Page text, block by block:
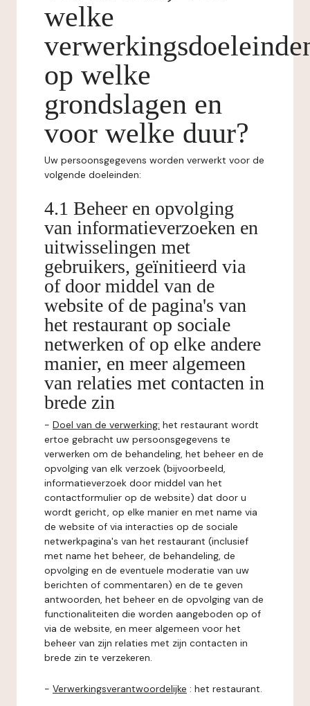
welke
op welke
grondslagen en
voor welke duur?
Uw persoonsgegevens worden verwerkt voor de
volgende doeleinden:
4.1 Beheer en opvolging
van informatieverzoeken en
uitwisselingen met
gebruikers, geïnitieerd via
of door middel van de
website of de pagina's van
het restaurant op sociale
netwerken of op elke andere
manier, en meer algemeen
van relaties met contacten in
brede zin
- Doel van de verwerking: het restaurant wordt
ertoe gebracht uw persoonsgegevens te
verwerken om de behandeling, het beheer en de
opvolging van elk verzoek (bijvoorbeeld,
informatieverzoek door middel van het
contactformulier op de website) dat door u
wordt gericht, op elke manier en met name via
de website of via interacties op de sociale
netwerkpagina's van het restaurant (inclusief
met name het beheer, de behandeling, de
opvolging en de eventuele moderatie van uw
berichten of commentaren) en de te geven
antwoorden, het beheer en de opvolging van de
functionaliteiten die worden aangeboden op of
via de website, en meer algemeen voor het
beheer van zijn relaties met zijn contacten in
brede zin te verzekeren.
- Verwerkingsverantwoordelijke : het restaurant.